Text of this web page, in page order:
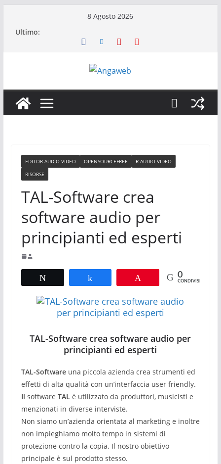
8 Agosto 2026
Ultimo:
EDITOR AUDIO-VIDEO OPENSOURCEFREE
R AUDIO-VIDEO
RISORSE
TAL-Software crea
software audio per
principianti ed esperti
0
CONDIVISIONI
TAL-Software crea software audio per
principianti ed esperti
TAL-Software una piccola azienda crea strumenti ed
effetti di alta qualità con un’interfaccia user friendly.
Il software TALè utilizzato da produttori, musicisti e
menzionati in diverse interviste.
Non siamo un’azienda orientata al marketing e inoltre
non impieghiamo molto tempo in sistemi di
protezione contro la copia. Il nostro obiettivo
principale è sul prodotto stesso.